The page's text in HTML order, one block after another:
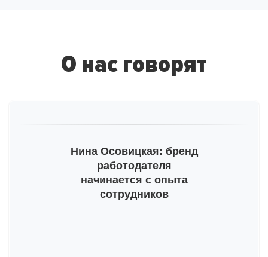
на рассылку
информацию про развитие бренда работодателя.
О нас говорят
Нина Осовицкая: бренд
работодателя
начинается с опыта
сотрудников